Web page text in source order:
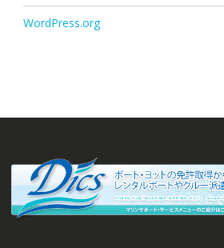
WordPress.org